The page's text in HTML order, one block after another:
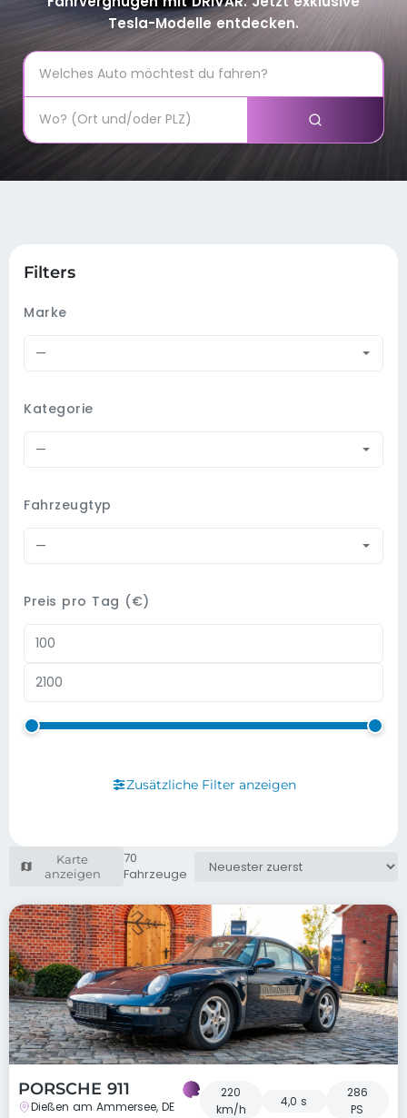
Tesla-Modelle entdecken.
Filters
Marke
—
Kategorie
—
Fahrzeugtyp
—
Preis pro Tag (€)
Zusätzliche Filter anzeigen
Karte
anzeigen
70
Fahrzeuge
PORSCHE 911
Dießen am Ammersee, DE
220
km/h
4,0 s
286
PS